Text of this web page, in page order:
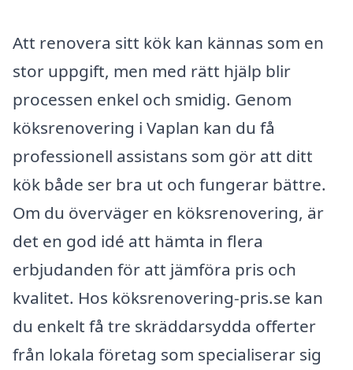
Att renovera sitt kök kan kännas som en
stor uppgift, men med rätt hjälp blir
processen enkel och smidig. Genom
köksrenovering i Vaplan kan du få
professionell assistans som gör att ditt
kök både ser bra ut och fungerar bättre.
Om du överväger en köksrenovering, är
det en god idé att hämta in flera
erbjudanden för att jämföra pris och
kvalitet. Hos köksrenovering-pris.se kan
du enkelt få tre skräddarsydda offerter
från lokala företag som specialiserar sig